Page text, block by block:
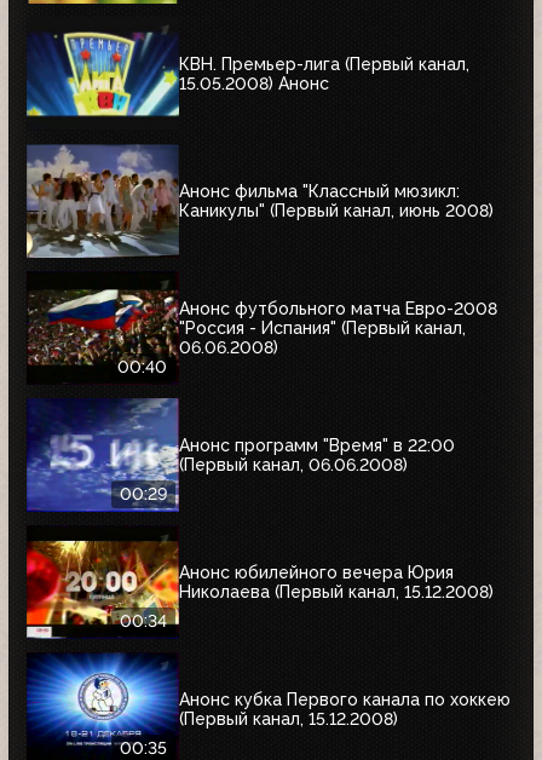
КВН. Премьер-лига (Первый канал,
15.05.2008) Анонс
Анонс фильма "Классный мюзикл:
Каникулы" (Первый канал, июнь 2008)
00:40
Анонс футбольного матча Евро-2008
"Россия - Испания" (Первый канал,
06.06.2008)
00:29
Анонс программ "Время" в 22:00
(Первый канал, 06.06.2008)
00:34
Анонс юбилейного вечера Юрия
Николаева (Первый канал, 15.12.2008)
00:35
Анонс кубка Первого канала по хоккею
(Первый канал, 15.12.2008)